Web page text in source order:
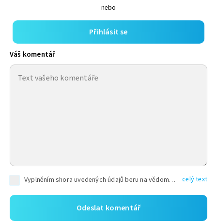
nebo
Přihlásit se
Váš komentář
Vyplněním shora uvedených údajů beru na vědomí, že společnost TEXT FACTORY s.r.o., sídlem Brno, Durďákova 336/29, Černá Pole, PSČ: 613 00, IČ: 06157831, zapsané u Krajského soudu v Brně, oddíl C, vložka 100399, bude zpracovávat mé osobní údaje uvedené v rámci mnou vyplněného registračního formuláře na základě oprávněných zájmů TEXT FACTORY s.r.o. dle čl. 6 odst. 1 písm. f) GDPR a pro splnění právních povinností (čl. 6 odst. 1 písm. c) GDPR), a to pro tyto účely: nezbytnost zajistit oprávnění návštěvníka webových stránek provozovaných společností TEXT FACTORY s.r.o. přispívat aktivně ke zveřejněným článkům nebo v rámci diskusních fór a výkon práv TEXT FACTORY s.r.o. jako administrátora těchto diskusních fór. Více informací o zpracování osobních údajů a právech lze nalézt v celý text